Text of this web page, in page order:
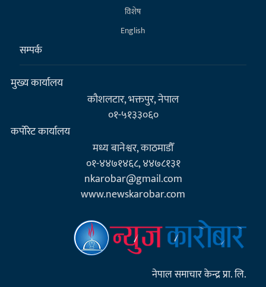
विशेष
English
सम्पर्क
मुख्य कार्यालय
कौशलटार, भक्तपुर, नेपाल
०१-५१३३०६०
कर्पाेरेट कार्यालय
मध्य बानेश्वर, काठमाडौँ
०१-४४७१४६८, ४४७८१३१
nkarobar@gmail.com
www.newskarobar.com
नेपाल समाचार केन्द्र प्रा. लि.